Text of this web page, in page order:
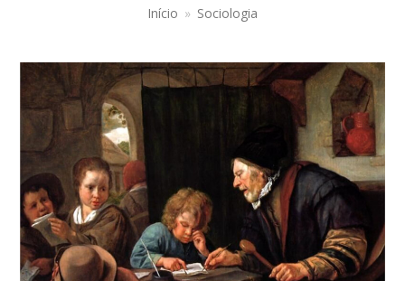
Início » Sociologia